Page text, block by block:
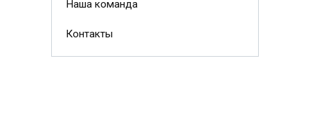
Наша команда
Контакты